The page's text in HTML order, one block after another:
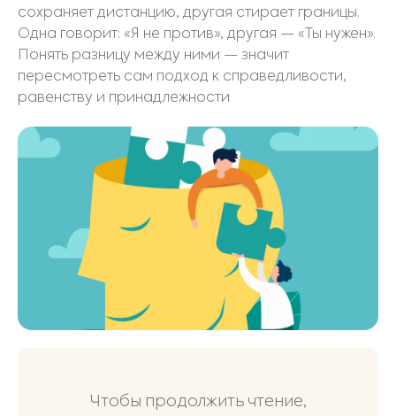
сохраняет дистанцию, другая стирает границы.
Одна говорит: «Я не против», другая — «Ты нужен».
Понять разницу между ними — значит
пересмотреть сам подход к справедливости,
равенству и принадлежности
Чтобы продолжить чтение,